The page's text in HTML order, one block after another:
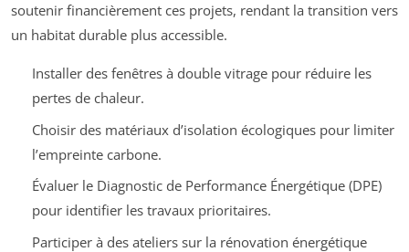
soutenir financièrement ces projets, rendant la transition vers
un habitat durable plus accessible.
Installer des fenêtres à double vitrage pour réduire les
pertes de chaleur.
Choisir des matériaux d’isolation écologiques pour limiter
l’empreinte carbone.
Évaluer le Diagnostic de Performance Énergétique (DPE)
pour identifier les travaux prioritaires.
Participer à des ateliers sur la rénovation énergétique